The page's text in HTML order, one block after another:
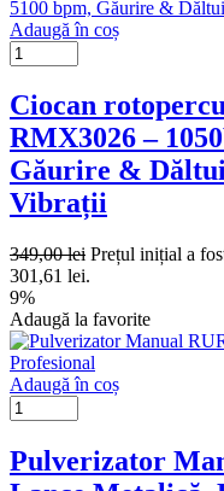
Adaugă în coș
Ciocan
RMX3026 –
Găurire &
Vibrații
349,00lei Prețul inițial a
301,61 lei.
9%
Adaugă la favorite
Adaugă în coș
Pulverizator